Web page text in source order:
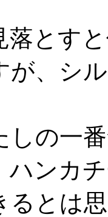
落とす
が、シ
しの一
ハンカ
るとは